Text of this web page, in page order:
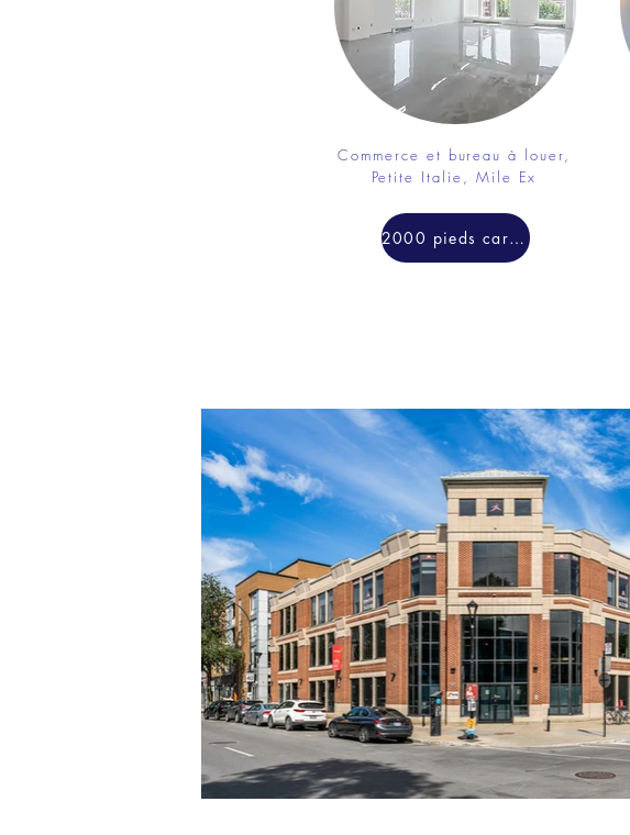
Commerce et bureau à louer,
Petite Italie, Mile Ex
2000 pieds carrés